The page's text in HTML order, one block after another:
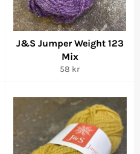
J&S Jumper Weight 123
Mix
Vanlig
58 kr